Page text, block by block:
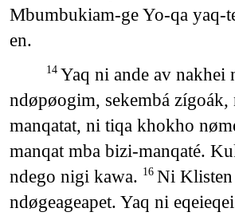
Mbumbukiam-ge Yo-qa yaq-
en.
14 Yaq ni ande av nakhei
ndøpøogim, sekembá
manqatat, ni tiqa khokho
manqat mba bizi-manqaté.
ndego nigi kawa. 16 Ni Klisten
ndøgeageapet. Yaq ni